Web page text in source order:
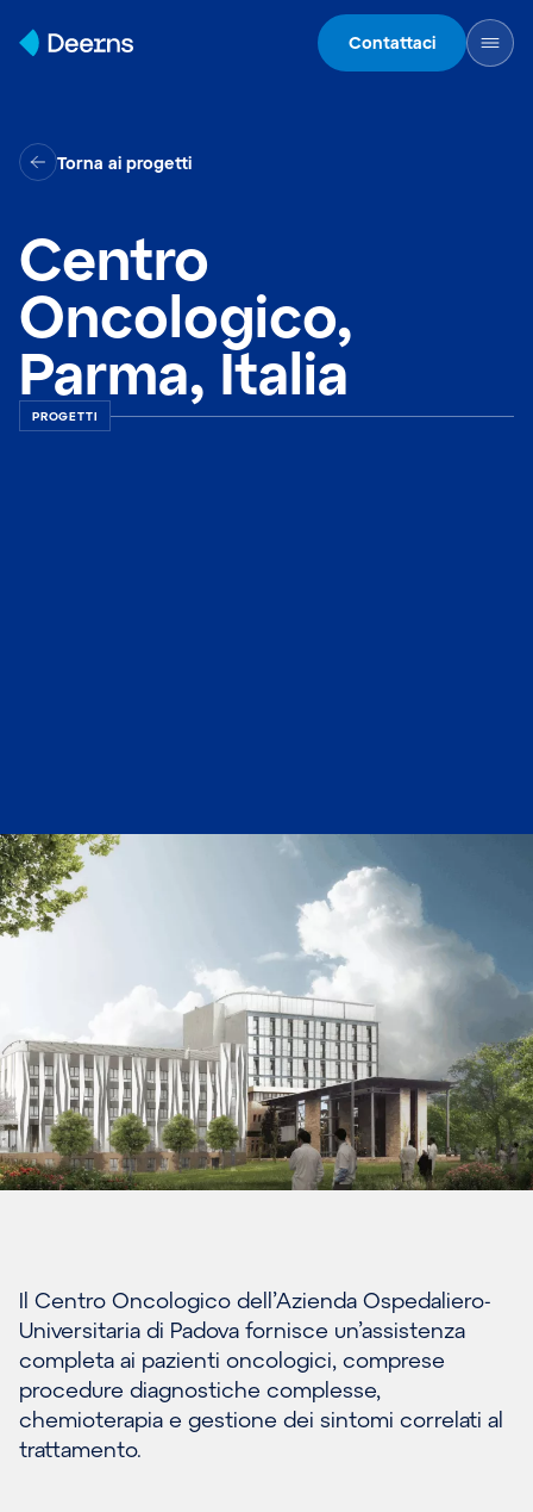
Contattaci
Torna ai progetti
Centro
Oncologico,
Parma, Italia
PROGETTI
Il Centro Oncologico dell’Azienda Ospedaliero-
Universitaria di Padova fornisce un’assistenza
completa ai pazienti oncologici, comprese
procedure diagnostiche complesse,
chemioterapia e gestione dei sintomi correlati al
trattamento.